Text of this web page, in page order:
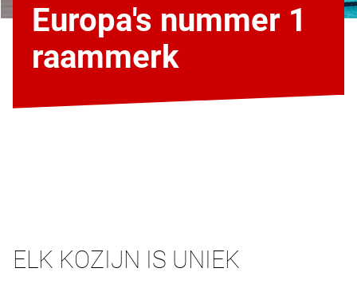
Europa's nummer 1
raammerk
ELK KOZIJN IS UNIEK